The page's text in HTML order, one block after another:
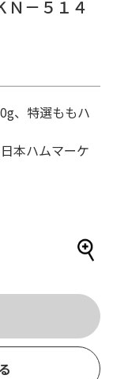
－５１４
、特選ももハ
本ハムマーケ